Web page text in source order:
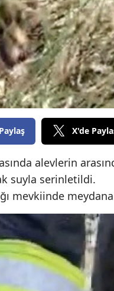
X'de
alevlerin
suyla serinletildi.
mevkiinde